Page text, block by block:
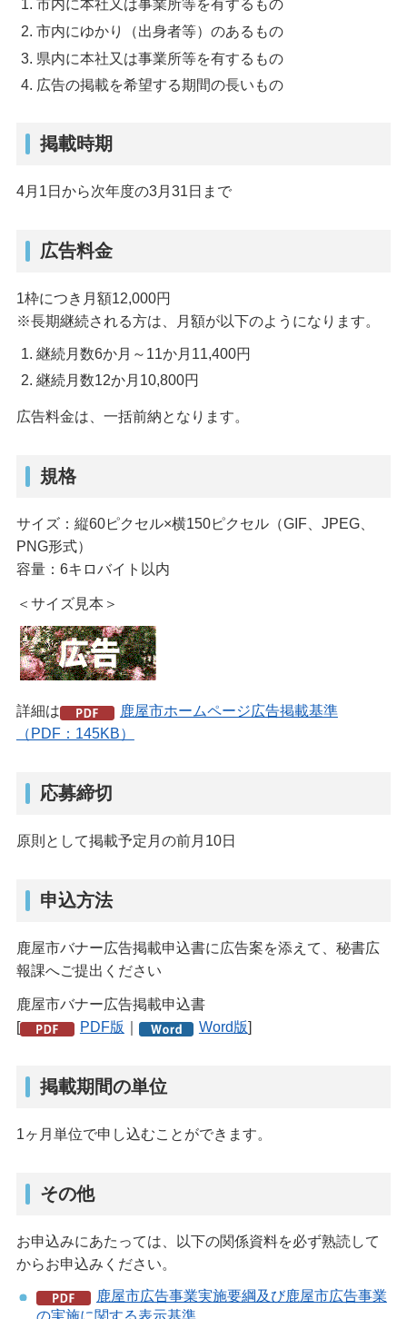
市内に本社又は事業所等を有するもの
市内にゆかり（出身者等）のあるもの
県内に本社又は事業所等を有するもの
広告の掲載を希望する期間の長いもの
掲載時期
4月1日から次年度の3月31日まで
広告料金
1枠につき月額12,000円
※長期継続される方は、月額が以下のようになります。
継続月数6か月～11か月11,400円
継続月数12か月10,800円
広告料金は、一括前納となります。
規格
サイズ：縦60ピクセル×横150ピクセル（GIF、JPEG、
PNG形式）
容量：6キロバイト以内
＜サイズ見本＞
詳細は
鹿屋市ホームページ広告掲載基準
（PDF：145KB）
応募締切
原則として掲載予定月の前月10日
申込方法
鹿屋市バナー広告掲載申込書に広告案を添えて、秘書広
報課へご提出ください
鹿屋市バナー広告掲載申込書
[
PDF版 Word版]
掲載期間の単位
1ヶ月単位で申し込むことができます。
その他
お申込みにあたっては、以下の関係資料を必ず熟読して
からお申込みください。
鹿屋市広告事業実施要綱及び鹿屋市広告事業